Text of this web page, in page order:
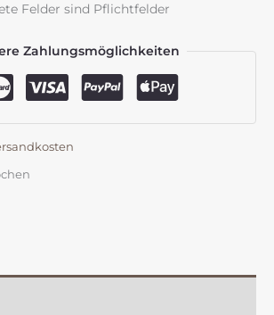
Felder sind Pflichtfelder
Zahlungsmöglichkeiten